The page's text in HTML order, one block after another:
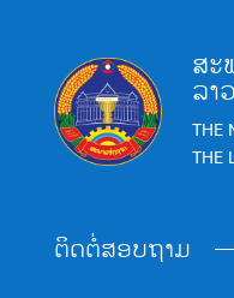
ສະ
ລາວ
THE
THE
ຕິດຕໍ່ສອບຖາມ